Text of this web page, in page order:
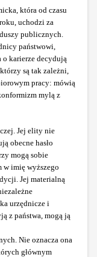
która od czasu
uchodzi za
publicznych.
państwowi,
o karierze decydują
są tak zależni,
pracy: mówią
mylą z
Jej elity nie
obecne hasło
mogą sobie
w imię wyższego
Jej materialną
urzędnicze i
z państwa, mogą ją
Nie oznacza ona
głównym